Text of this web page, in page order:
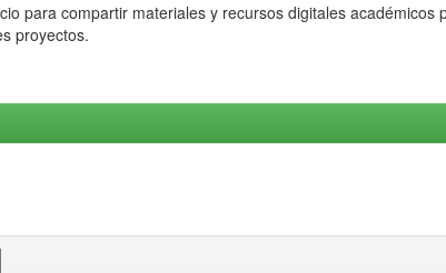
para compartir materiales y recursos digitales
proyectos.